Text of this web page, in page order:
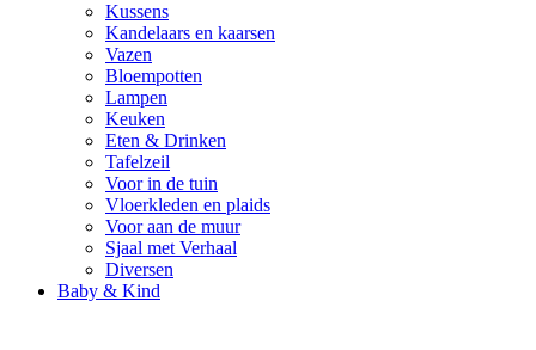
Kussens
Kandelaars en kaarsen
Vazen
Bloempotten
Lampen
Keuken
Eten & Drinken
Tafelzeil
Voor in de tuin
Vloerkleden en plaids
Voor aan de muur
Sjaal met Verhaal
Diversen
Baby & Kind